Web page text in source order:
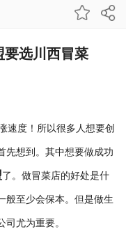
选川西冒菜
速度！所以很多人想要创
先想到。其中想要做成功
了。做冒菜店的好处是什
般至少会保本。但是做生
加盟公司尤为重要。